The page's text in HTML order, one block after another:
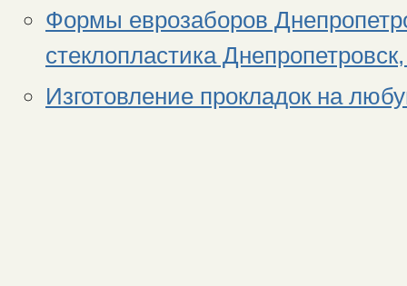
Формы еврозаборов
стеклопластика
Изготовление прокладок на